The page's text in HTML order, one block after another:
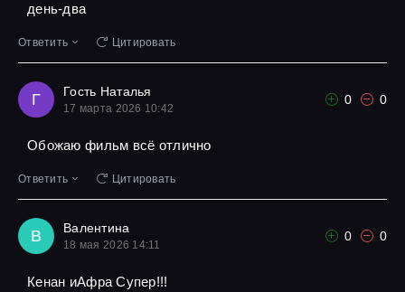
день-два
Ответить Цитировать
Г Гость Наталья
17 марта 2026 10:42
0 0
Обожаю фильм всё отлично
Ответить Цитировать
В Валентина
18 мая 2026 14:11
0 0
Кенан иАфра Супер!!!